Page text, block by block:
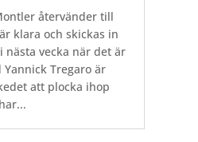
återvänder till
klara och skickas in
vecka när det är
Tregaro är
att plocka ihop